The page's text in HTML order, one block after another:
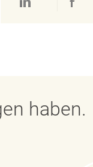
Über LinkedIn
haben.